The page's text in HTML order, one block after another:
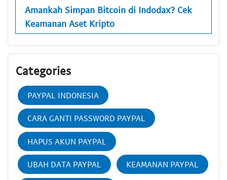
Amankah Simpan Bitcoin di Indodax? Cek
Keamanan Aset Kripto
Categories
PAYPAL INDONESIA
CARA GANTI PASSWORD PAYPAL
HAPUS AKUN PAYPAL
UBAH DATA PAYPAL KEAMANAN PAYPAL